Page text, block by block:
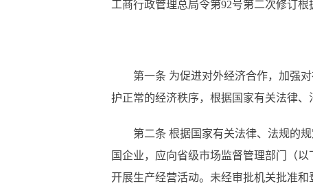
工商行政管理总局令第92号第二次修订根
第一条 为促进对外经济合作，加强
护正常的经济秩序，根据国家有关法律
第二条 根据国家有关法律、法规的
国企业，应向省级市场监督管理部门（
开展生产经营活动。未经审批机关批准